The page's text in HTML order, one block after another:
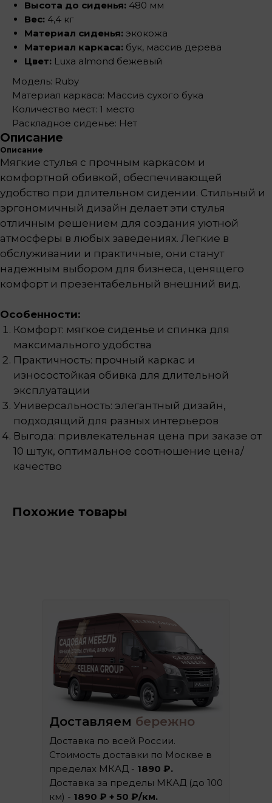
Высота до сиденья: 480 мм
Вес: 4,4 кг
Материал сиденья: экокожа
Материал каркаса: бук, массив дерева
Цвет: Luxa almond бежевый
Модель: Ruby
Материал каркаса: Массив сухого бука
Количество мест: 1 место
Раскладное сиденье: Нет
Описание
Описание
Мягкие стулья с прочным каркасом и
комфортной обивкой, обеспечивающей
удобство при длительном сидении. Стильный и
эргономичный дизайн делает эти стулья
отличным решением для создания уютной
атмосферы в любых заведениях. Легкие в
обслуживании и практичные, они станут
надежным выбором для бизнеса, ценящего
комфорт и презентабельный внешний вид.
Особенности:
Комфорт: мягкое сиденье и спинка для
максимального удобства
Практичность: прочный каркас и
износостойкая обивка для длительной
эксплуатации
Универсальность: элегантный дизайн,
подходящий для разных интерьеров
Выгода: привлекательная цена при заказе от
10 штук, оптимальное соотношение цена/
качество
Похожие товары
Доставляем бережно
Доставка по всей России.
Стоимость доставки по Москве в
пределах МКАД - 1890 ₽.
Доставка за пределы МКАД (до 100
км) - 1890 ₽ + 50 ₽/км.